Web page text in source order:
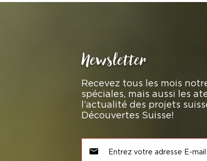
Newsletter
Recevez tous les mois
spéciales, mais aussi les
l’actualité des projets
Découvertes Suisse!